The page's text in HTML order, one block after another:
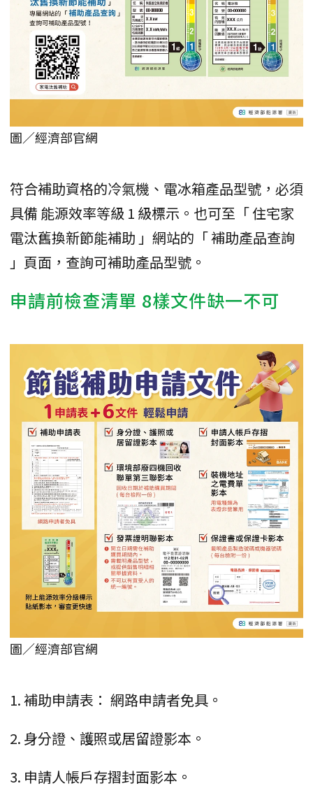
圖／經濟部官網
符合補助資格的冷氣機、電冰箱產品型號，必須
具備 能源效率等級 1 級標示。也可至「 住宅家
電汰舊換新節能補助 」網站的「 補助產品查詢
」頁面，查詢可補助產品型號。
申請前檢查清單 8樣文件缺一不可
圖／經濟部官網
1. 補助申請表： 網路申請者免具。
2. 身分證、護照或居留證影本。
3. 申請人帳戶存摺封面影本。